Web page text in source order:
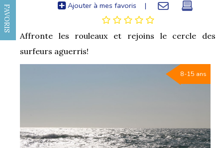
FAVORIS Ajouter à mes favoris |
Affronte les rouleaux et rejoins le cercle des
surfeurs aguerris!
8-15 ans